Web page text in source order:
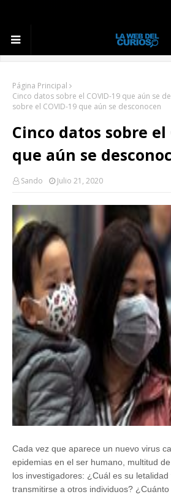
Página Principal
Cinco datos sobre el COVID-19 que aún se
sobre el COVID-19 que aún se desconocen
Cinco datos sobre el
que aún se
Sando Julio 21, 2020
Cada vez que aparece un nuevo virus
epidemias en el ser humano, multitud
los investigadores: ¿Cuál es su
transmitirse a otros individuos?